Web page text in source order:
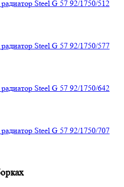
Steel G 57 92/1750/512
Steel G 57 92/1750/577
Steel G 57 92/1750/642
Steel G 57 92/1750/707